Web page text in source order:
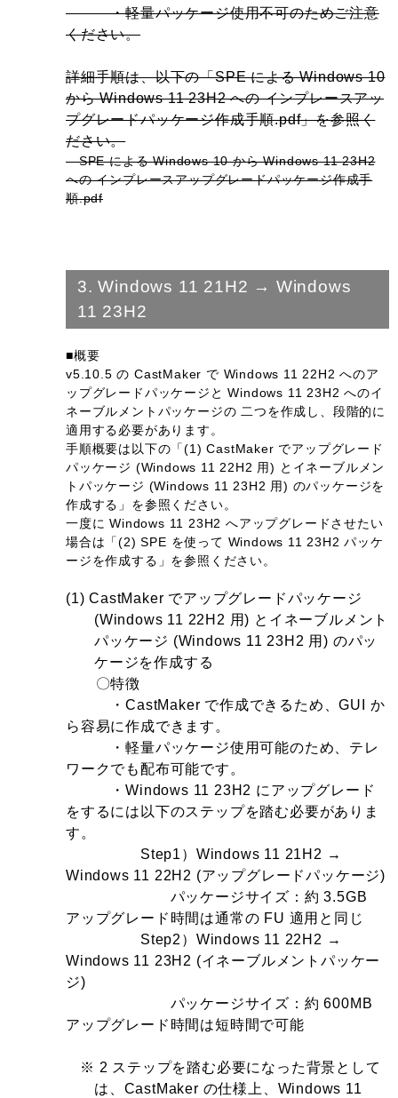
・軽量パッケージ使用不可のためご注意
ください。
詳細手順は、以下の「SPE による Windows 10
から Windows 11 23H2 への インプレースアッ
プグレードパッケージ作成手順.pdf」を参照く
ださい。
SPE による Windows 10 から Windows 11 23H2
への インプレースアップグレードパッケージ作成手
順.pdf
3. Windows 11 21H2 → Windows
11 23H2
■概要
v5.10.5 の CastMaker で Windows 11 22H2 へのア
ップグレードパッケージと Windows 11 23H2 へのイ
ネーブルメントパッケージの 二つを作成し、段階的に
適用する必要があります。
手順概要は以下の「(1) CastMaker でアップグレード
パッケージ (Windows 11 22H2 用) とイネーブルメン
トパッケージ (Windows 11 23H2 用) のパッケージを
作成する」を参照ください。
一度に Windows 11 23H2 へアップグレードさせたい
場合は「(2) SPE を使って Windows 11 23H2 パッケ
ージを作成する」を参照ください。
(1) CastMaker でアップグレードパッケージ
(Windows 11 22H2 用) とイネーブルメント
パッケージ (Windows 11 23H2 用) のパッ
ケージを作成する
〇特徴
・CastMaker で作成できるため、GUI か
ら容易に作成できます。
・軽量パッケージ使用可能のため、テレ
ワークでも配布可能です。
・Windows 11 23H2 にアップグレード
をするには以下のステップを踏む必要がありま
す。
Step1）Windows 11 21H2 →
Windows 11 22H2 (アップグレードパッケージ)
パッケージサイズ：約 3.5GB
アップグレード時間は通常の FU 適用と同じ
Step2）Windows 11 22H2 →
Windows 11 23H2 (イネーブルメントパッケー
ジ)
パッケージサイズ：約 600MB
アップグレード時間は短時間で可能
※ 2 ステップを踏む必要になった背景として
は、CastMaker の仕様上、Windows 11